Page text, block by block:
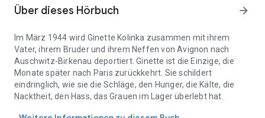
Über dieses Hörbuch arrow_forward
Im März 1944 wird Ginette Kolinka zusammen mit ihrem
Vater, ihrem Bruder und ihrem Neffen von Avignon nach
Auschwitz-Birkenau deportiert. Ginette ist die Einzige, die
Monate später nach Paris zurückkehrt. Sie schildert
eindringlich, wie sie die Schläge, den Hunger, die Kälte, die
Nacktheit, den Hass, das Grauen im Lager überlebt hat.